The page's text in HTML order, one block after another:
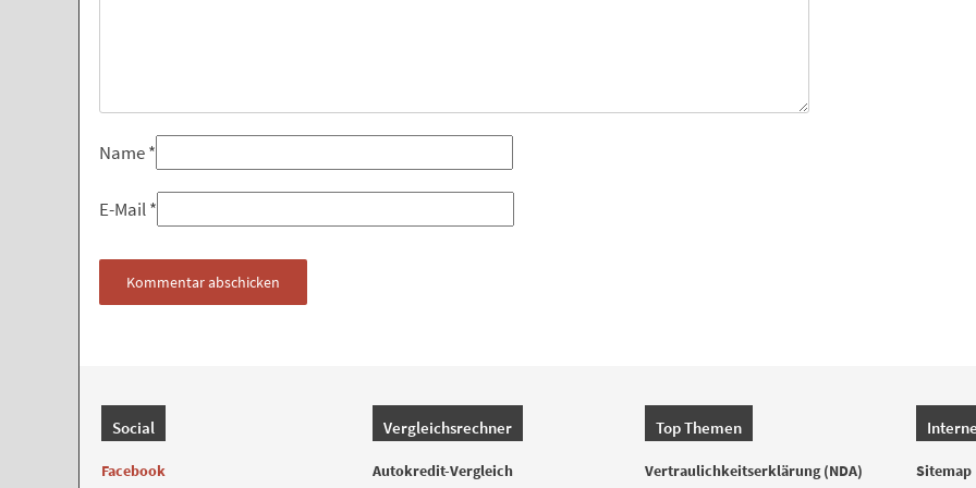
Name*
E-Mail*
Social
Facebook
Vergleichsrechner
Autokredit-Vergleich
Top Themen
Vertraulichkeitserklärung (NDA) Sitemap